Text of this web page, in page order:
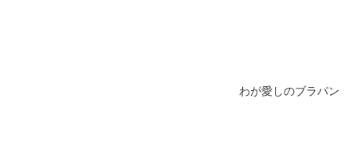
わが愛しのブラパン